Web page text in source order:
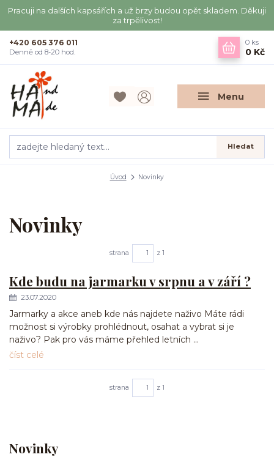
Pracuji na dalších kapsářích a už brzy budou opět skladem. Děkuji
za trpělivost!
Menu
Hledat
+420 605 376 011
Denně od 8-20 hod.
0 ks
0 Kč
Úvod Novinky
Novinky
Novinky
strana z 1
Kde budu na jarmarku v srpnu a v září ?
23.07.2020
Jarmarky a akce aneb kde nás najdete naživo Máte rádi
možnost si výrobky prohlédnout, osahat a vybrat si je
naživo? Pak pro vás máme přehled letních ...
číst celé
strana z 1